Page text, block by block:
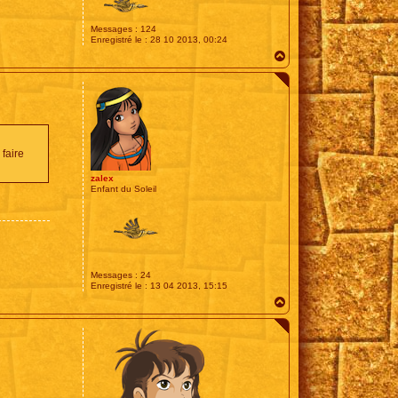
Messages : 124
Enregistré le : 28 10 2013, 00:24
a
u
zalex
Enfant du Soleil
Messages : 24
Enregistré le : 13 04 2013, 15:15
faire
a
u